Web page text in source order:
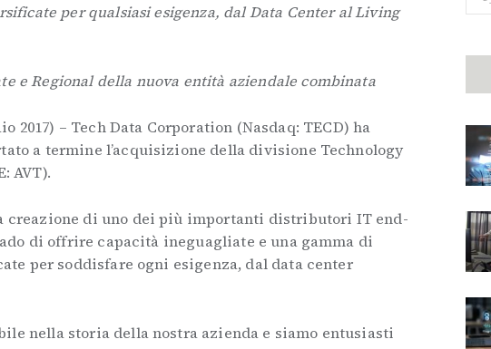
per qualsiasi esigenza, dal Data Center al Living
e Regional della nuova entità aziendale combinata
2017) – Tech Data Corporation (Nasdaq: TECD) ha
a termine l’acquisizione della divisione Technology
AVT).
creazione di uno dei più importanti distributori IT end-
di offrire capacità ineguagliate e una gamma di
per soddisfare ogni esigenza, dal data center
nella storia della nostra azienda e siamo entusiasti
for: